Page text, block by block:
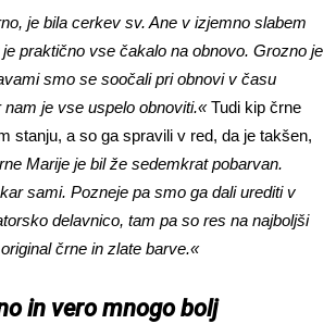
je bila cerkev sv. Ane v izjemno slabem
praktično vse čakalo na obnovo. Grozno je
smo se soočali pri obnovi v času
je vse uspelo obnoviti.«Tudi kip črne
stanju, a so ga spravili v red, da je takšen,
Marije je bil že sedemkrat pobarvan.
sami. Pozneje pa smo ga dali urediti v
delavnico, tam pa so res na najboljši
črne in zlate barve.«
in vero mnogo bolj